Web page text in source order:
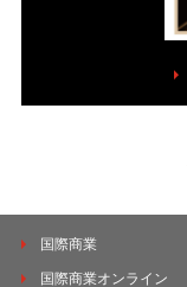
国際商業
国際商業オンライン